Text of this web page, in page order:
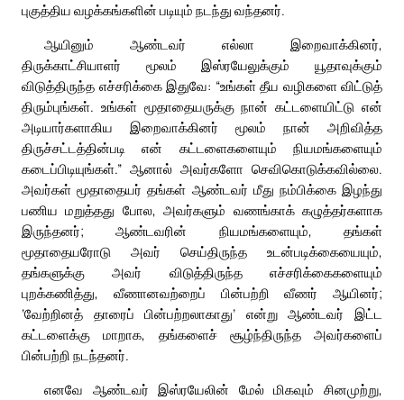
புகுத்திய வழக்கங்களின் படியும் நடந்து வந்தனர்.
ஆயினும் ஆண்டவர் எல்லா இறைவாக்கினர்,
திருக்காட்சியாளர் மூலம் இஸ்ரயேலுக்கும் யூதாவுக்கும்
விடுத்திருந்த எச்சரிக்கை இதுவே: “உங்கள் தீய வழிகளை விட்டுத்
திரும்புங்கள். உங்கள் மூதாதையருக்கு நான் கட்டளையிட்டு என்
அடியார்களாகிய இறைவாக்கினர் மூலம் நான் அறிவித்த
திருச்சட்டத்தின்படி என் கட்டளைகளையும் நியமங்களையும்
கடைப்பிடியுங்கள்.” ஆனால் அவர்களோ செவிகொடுக்கவில்லை.
அவர்கள் மூதாதையர் தங்கள் ஆண்டவர் மீது நம்பிக்கை இழந்து
பணிய மறுத்தது போல, அவர்களும் வணங்காக் கழுத்தர்களாக
இருந்தனர்; ஆண்டவரின் நியமங்களையும், தங்கள்
மூதாதையரோடு அவர் செய்திருந்த உடன்படிக்கையையும்,
தங்களுக்கு அவர் விடுத்திருந்த எச்சரிக்கைகளையும்
புறக்கணித்து, வீணானவற்றைப் பின்பற்றி வீணர் ஆயினர்;
‘வேற்றினத் தாரைப் பின்பற்றலாகாது’ என்று ஆண்டவர் இட்ட
கட்டளைக்கு மாறாக, தங்களைச் சூழ்ந்திருந்த அவர்களைப்
பின்பற்றி நடந்தனர்.
எனவே ஆண்டவர் இஸ்ரயேலின் மேல் மிகவும் சினமுற்று,